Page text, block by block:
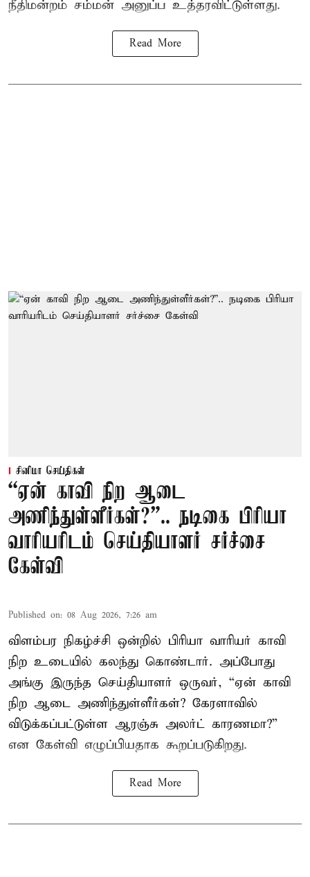
நீதிமன்றம் சம்மன் அனுப்ப உத்தரவிட்டுள்ளது.
Read More
சினிமா செய்திகள்
“ஏன் காவி நிற ஆடை
அணிந்துள்ளீர்கள்?”.. நடிகை பிரியா
வாரியரிடம் செய்தியாளர் சர்ச்சை
கேள்வி
Published on: 08 Aug 2026, 7:26 am
விளம்பர நிகழ்ச்சி ஒன்றில் பிரியா வாரியர் காவி
நிற உடையில் கலந்து கொண்டார். அப்போது
அங்கு இருந்த செய்தியாளர் ஒருவர், “ஏன் காவி
நிற ஆடை அணிந்துள்ளீர்கள்? கேரளாவில்
விடுக்கப்பட்டுள்ள ஆரஞ்சு அலர்ட் காரணமா?”
என கேள்வி எழுப்பியதாக கூறப்படுகிறது.
Read More